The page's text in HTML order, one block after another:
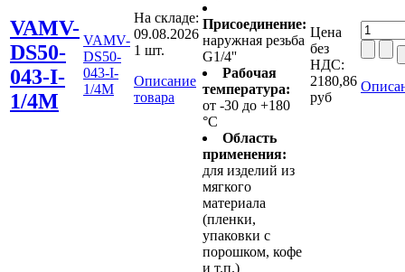
VAMV-
DS50-
043-I-
1/4M
VAMV-
DS50-
043-I-
1/4M
На складе:
09.08.2026
1 шт.
Описание
товара
Присоединение:
наружная резьба
G1/4''
Рабочая
температура:
от -30 до +180
°C
Область
применения:
для изделий из
мягкого
материала
(пленки,
упаковки с
порошком, кофе
и т.п.)
Цена
без
НДС:
2180,86
руб